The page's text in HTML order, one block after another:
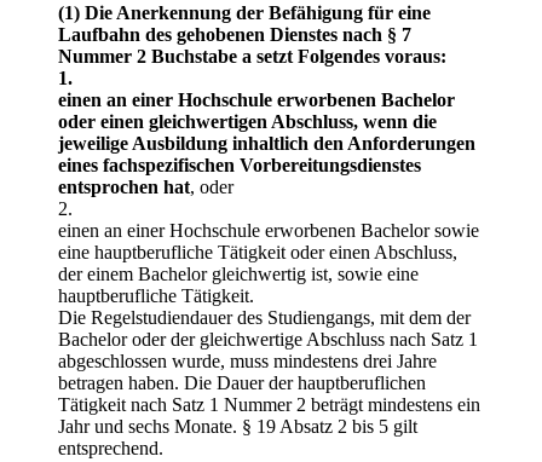
(1) Die Anerkennung der Befähigung für eine
Laufbahn des gehobenen Dienstes nach § 7
Nummer 2 Buchstabe a setzt Folgendes voraus:
1.
einen an einer Hochschule erworbenen Bachelor
oder einen gleichwertigen Abschluss, wenn die
jeweilige Ausbildung inhaltlich den Anforderungen
eines fachspezifischen Vorbereitungsdienstes
entsprochen hat, oder
2.
einen an einer Hochschule erworbenen Bachelor sowie
eine hauptberufliche Tätigkeit oder einen Abschluss,
der einem Bachelor gleichwertig ist, sowie eine
hauptberufliche Tätigkeit.
Die Regelstudiendauer des Studiengangs, mit dem der
Bachelor oder der gleichwertige Abschluss nach Satz 1
abgeschlossen wurde, muss mindestens drei Jahre
betragen haben. Die Dauer der hauptberuflichen
Tätigkeit nach Satz 1 Nummer 2 beträgt mindestens ein
Jahr und sechs Monate. § 19 Absatz 2 bis 5 gilt
entsprechend.